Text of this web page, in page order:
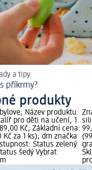
a tipy
příkrmy?
produkty
Název produktu:
pro děti na učení, 1
Kč; Základní cena:
Kč za 1 ks); dm značka
Status zelený
šedý Vybrat